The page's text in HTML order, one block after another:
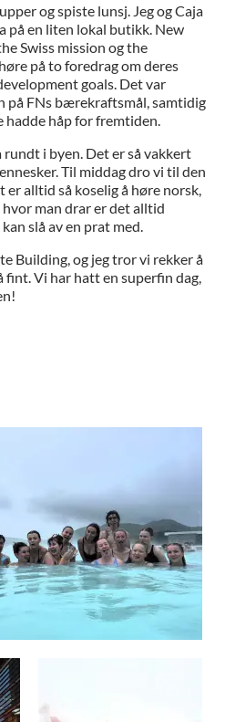
og spiste lunsj. Jeg og Caja
på en liten lokal butikk. New
Swiss mission og the
på to foredrag om deres
goals. Det var
på FNs bærekraftsmål, samtidig
håp for fremtiden.
i byen. Det er så vakkert
Til middag dro vi til den
alltid så koselig å høre norsk,
man drar er det alltid
slå av en prat med.
Building, og jeg tror vi rekker å
fint. Vi har hatt en superfin dag,